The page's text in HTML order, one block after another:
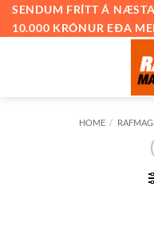
SkipSENDUM FRÍTT Á
10.000 KRÓNUR EÐA
HOME /